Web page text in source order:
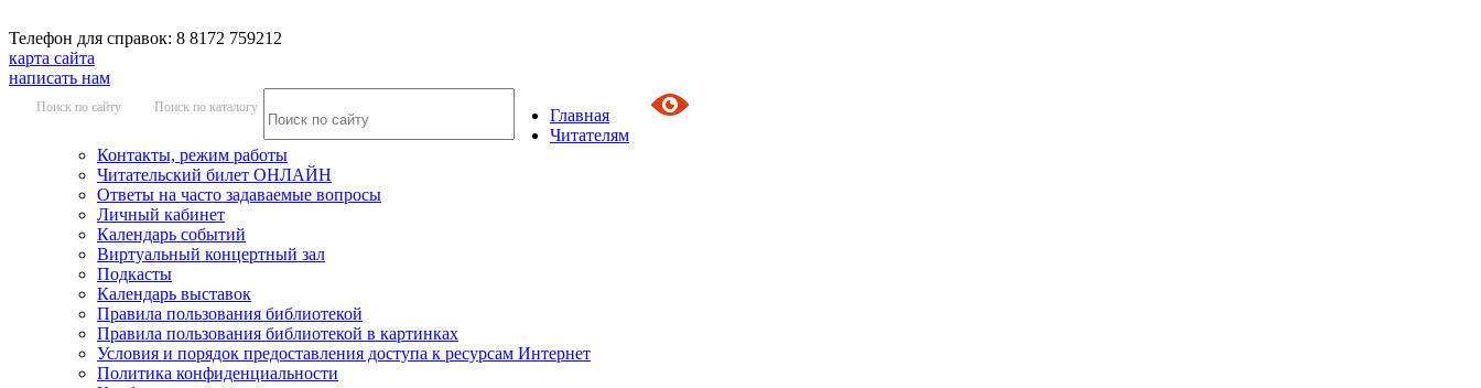
Телефон для справок: 8 8172 759212
карта сайта
написать нам
Поиск по сайту Поиск по каталогу
Главная
Читателям
Контакты, режим работы
Читательский билет ОНЛАЙН
Ответы на часто задаваемые вопросы
Личный кабинет
Календарь событий
Виртуальный концертный зал
Подкасты
Календарь выставок
Правила пользования библиотекой
Правила пользования библиотекой в картинках
Условия и порядок предоставления доступа к ресурсам Интернет
Политика конфиденциальности